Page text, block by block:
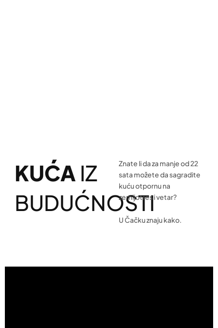
KUĆA IZ
BUDUĆNOSTI
Znate li da za manje od 22
sata možete da sagradite
kuću otpornu na
zemljotres i vetar?
U Čačku znaju kako.